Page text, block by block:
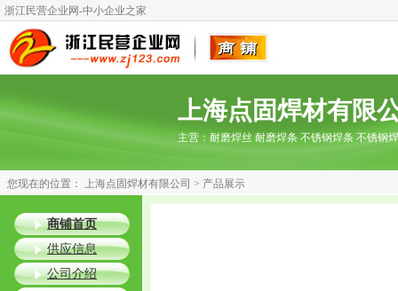
浙江民营企业网-中小企业之家
上海点固焊材有限
主营： 耐磨焊丝 耐磨焊条 不锈钢焊条 不锈钢
您现在的位置： 上海点固焊材有限公司 > 产品展示
商铺首页
供应信息
公司介绍